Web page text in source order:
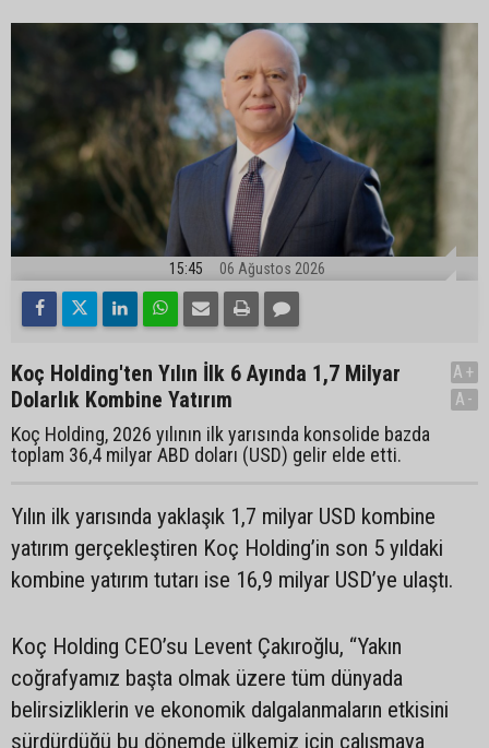
15:45 06 Ağustos 2026
Koç Holding'ten Yılın İlk 6 Ayında 1,7 Milyar
Dolarlık Kombine Yatırım
Koç Holding, 2026 yılının ilk yarısında konsolide bazda
toplam 36,4 milyar ABD doları (USD) gelir elde etti.
A+
A-
Yılın ilk yarısında yaklaşık 1,7 milyar USD kombine
yatırım gerçekleştiren Koç Holding’in son 5 yıldaki
kombine yatırım tutarı ise 16,9 milyar USD’ye ulaştı.
Koç Holding CEO’su Levent Çakıroğlu, “Yakın
coğrafyamız başta olmak üzere tüm dünyada
belirsizliklerin ve ekonomik dalgalanmaların etkisini
sürdürdüğü bu dönemde ülkemiz için çalışmaya